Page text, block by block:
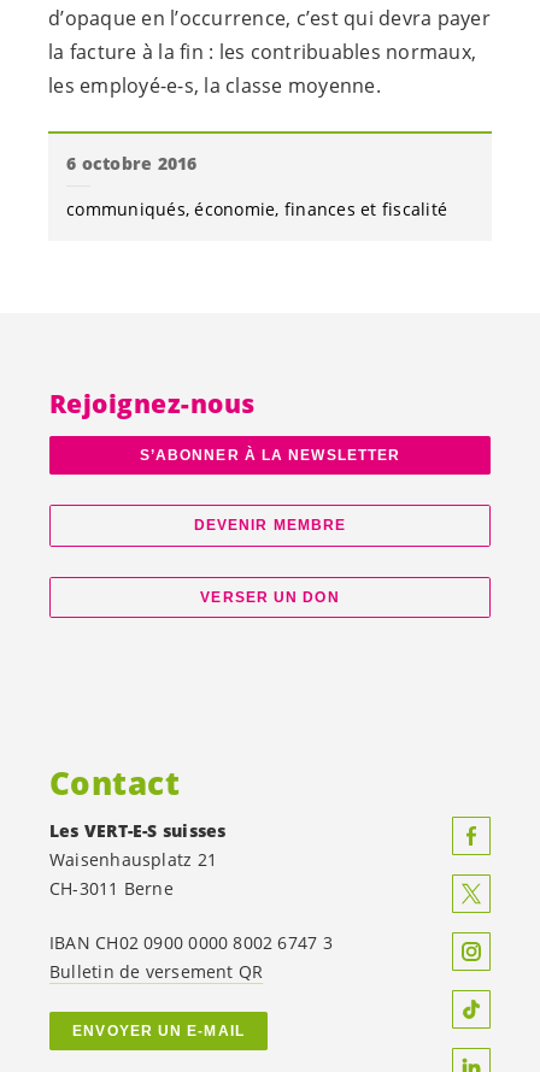
d’opaque en l’occurrence, c’est qui devra payer
la facture à la fin : les contribuables normaux,
les employé-e-s, la classe moyenne.
6 octobre 2016
communiqués économie finances et fiscalité
Rejoignez-nous
S’ABONNER À LA NEWSLETTER
DEVENIR MEMBRE
VERSER UN DON
Contact
Les VERT-E-S suisses
Waisenhausplatz 21
CH-3011 Berne
IBAN CH02 0900 0000 8002 6747 3
Bulletin de versement QR
ENVOYER UN E-MAIL